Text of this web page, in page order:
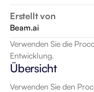
Erstellt von
Beam.ai
Verwenden Sie die
Entwicklung.
Übersicht
Verwenden Sie den